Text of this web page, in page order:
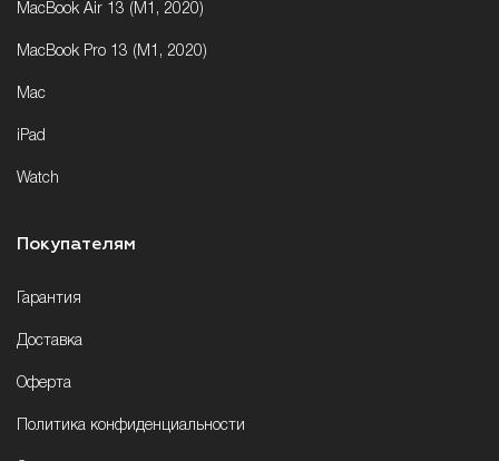
MacBook Air 13 (M1, 2020)
MacBook Pro 13 (M1, 2020)
Mac
iPad
Watch
Покупателям
Гарантия
Доставка
Оферта
Политика конфиденциальности